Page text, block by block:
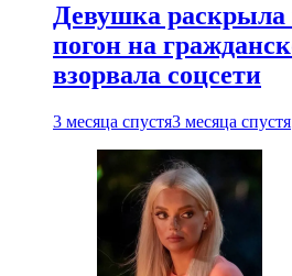
Девушка раскрыла
погон на
взорвала соцсети
3 месяца спустя3 месяца спустя